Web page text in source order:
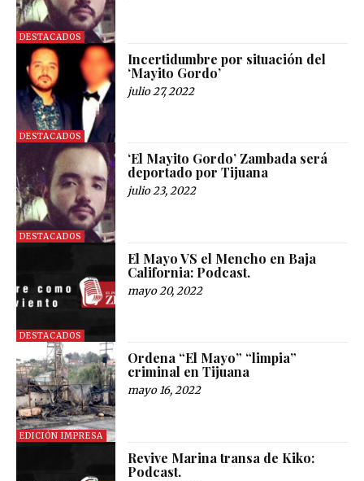
DESTACADOS
DESTACADOS
Incertidumbre por situación del
‘Mayito Gordo’
julio 27, 2022
DESTACADOS
‘El Mayito Gordo’ Zambada será
deportado por Tijuana
julio 23, 2022
DESTACADOS
El Mayo VS el Mencho en Baja
California: Podcast.
mayo 20, 2022
EDICIÓN IMPRESA
Ordena “El Mayo” “limpia”
criminal en Tijuana
mayo 16, 2022
Revive Marina transa de Kiko:
Podcast.